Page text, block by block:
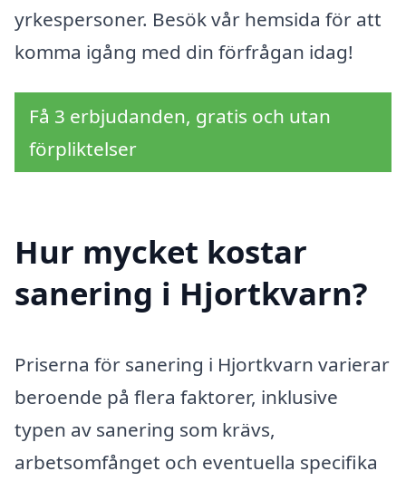
yrkespersoner. Besök vår hemsida för att
komma igång med din förfrågan idag!
Få 3 erbjudanden, gratis och utan
förpliktelser
Hur mycket kostar
sanering i Hjortkvarn?
Priserna för sanering i Hjortkvarn varierar
beroende på flera faktorer, inklusive
typen av sanering som krävs,
arbetsomfånget och eventuella specifika